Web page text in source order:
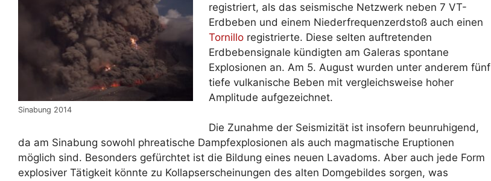
Sinabung 2014
registriert, als das seismische Netzwerk neben 7 VT-
Erdbeben und einem Niederfrequenzerdstoß auch einen
Tornilloregistrierte. Diese selten auftretenden
Erdbebensignale kündigten am Galeras spontane
Explosionen an. Am 5. August wurden unter anderem fünf
tiefe vulkanische Beben mit vergleichsweise hoher
Amplitude aufgezeichnet.
Die Zunahme der Seismizität ist insofern beunruhigend,
da am Sinabung sowohl phreatische Dampfexplosionen als auch magmatische Eruptionen
möglich sind. Besonders gefürchtet ist die Bildung eines neuen Lavadoms. Aber auch jede Form
explosiver Tätigkeit könnte zu Kollapserscheinungen des alten Domgebildes sorgen, was